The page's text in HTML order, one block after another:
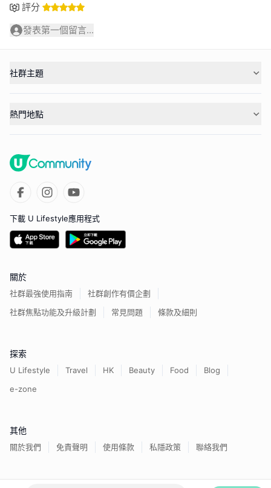
評分
發表第一個留言...
社群主題
熱門地點
下載 U Lifestyle應用程式
關於
社群最強使用指南
社群創作有價企劃
社群焦點功能及升級計劃
常見問題 條款及細則
探索
U Lifestyle Travel HK Beauty Food
Blog
e-zone
其他
關於我們 免責聲明 使用條款 私隱政策 聯絡我們